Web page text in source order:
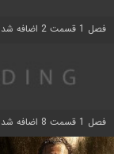
فصل 1 قسمت 2 اضافه شد
فصل 1 قسمت 8 اضافه شد